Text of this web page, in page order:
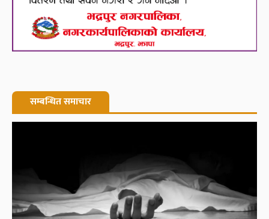
सम्बन्धित समाचार